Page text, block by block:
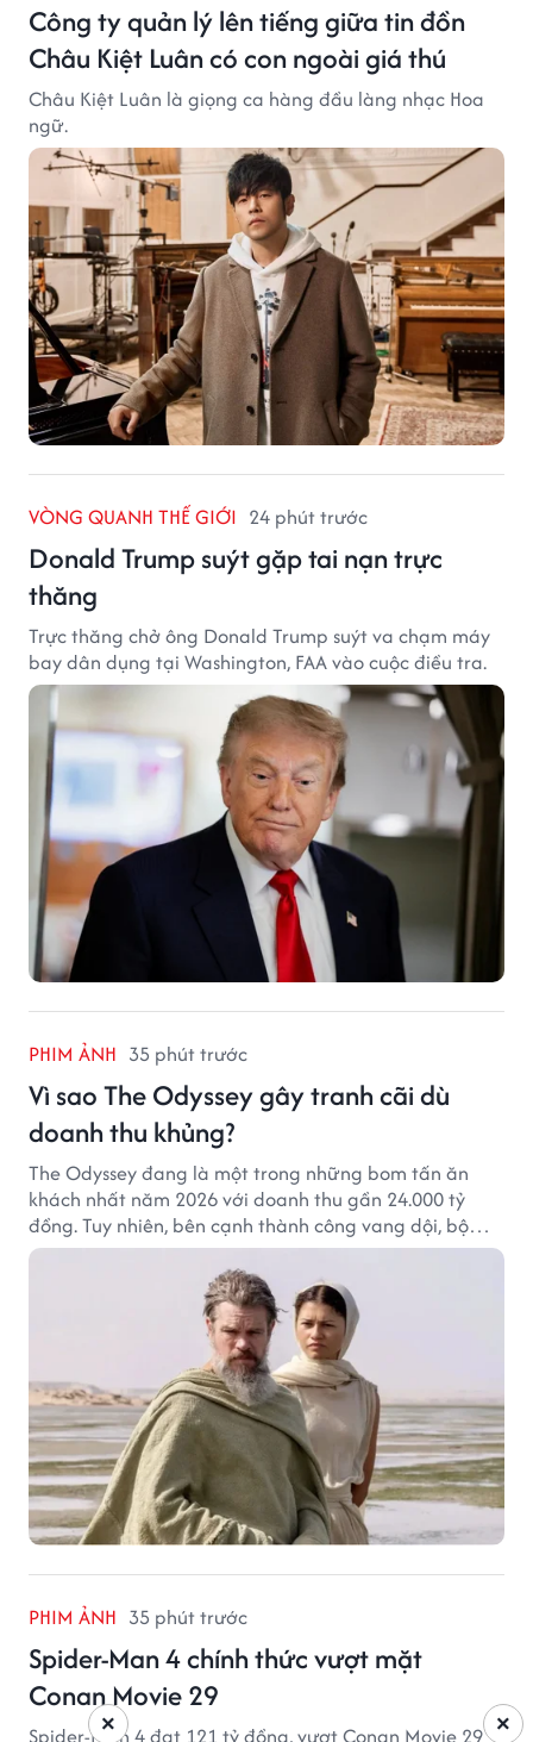
Công ty quản lý lên tiếng giữa tin đồn
Châu Kiệt Luân có con ngoài giá thú
Châu Kiệt Luân là giọng ca hàng đầu làng nhạc Hoa
ngữ.
VÒNG QUANH THẾ GIỚI 24 phút trước
Donald Trump suýt gặp tai nạn trực
thăng
Trực thăng chở ông Donald Trump suýt va chạm máy
bay dân dụng tại Washington, FAA vào cuộc điều tra.
PHIM ẢNH 35 phút trước
Vì sao The Odyssey gây tranh cãi dù
doanh thu khủng?
The Odyssey đang là một trong những bom tấn ăn
khách nhất năm 2026 với doanh thu gần 24.000 tỷ
đồng. Tuy nhiên, bên cạnh thành công vang dội, bộ
phim của Christopher Nolan cũng vấp phải không ít
tranh cãi từ khán giả.
PHIM ẢNH 35 phút trước
Spider-Man 4 chính thức vượt mặt
Conan Movie 29
×
×